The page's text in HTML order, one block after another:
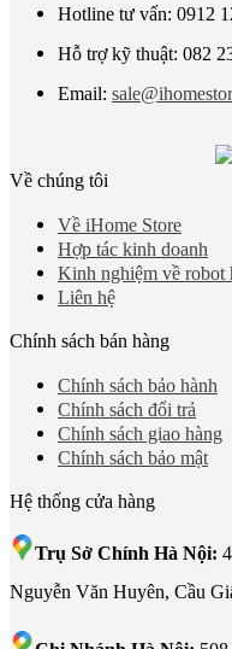
Hotline tư vấn: 0912
Hỗ trợ kỹ thuật: 082
Email:
Về chúng tôi
Về iHome Store
Hợp tác kinh doanh
Kinh nghiệm về robot
Liên hệ
Chính sách bán hàng
Chính sách bảo hành
Chính sách đổi trả
Chính sách giao hàng
Chính sách bảo mật
Hệ thống cửa hàng
Trụ Sở Chính Hà Nội:
Nguyễn Văn Huyên, Cầu